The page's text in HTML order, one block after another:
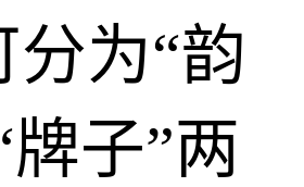
为“韵
牌子”两